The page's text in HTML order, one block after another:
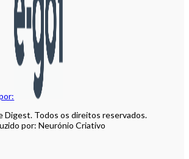
Digest. Todos os direitos reservados.
por: Neurónio Criativo